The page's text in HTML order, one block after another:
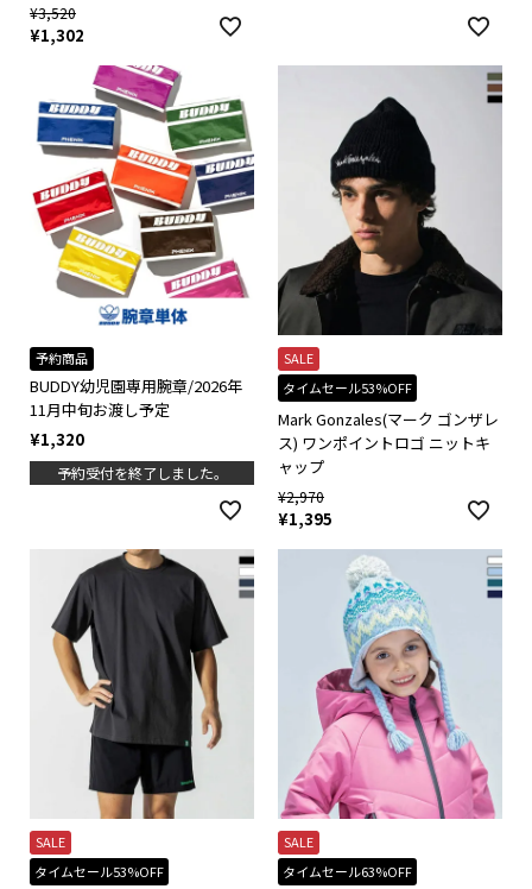
¥3,520
¥1,302
予約商品
BUDDY幼児園専用腕章/2026年
11月中旬お渡し予定
¥1,320
予約受付を終了しました。
SALE
タイムセール53%OFF
Mark Gonzales(マーク ゴンザレ
ス) ワンポイントロゴ ニットキ
ャップ
¥2,970
¥1,395
SALE
タイムセール53%OFF
SALE
タイムセール63%OFF